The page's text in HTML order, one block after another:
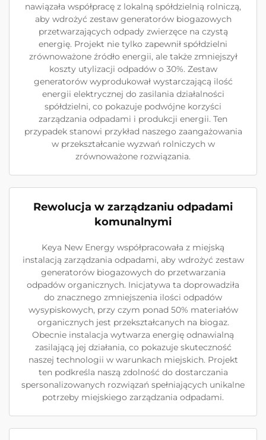
nawiązała współpracę z lokalną spółdzielnią rolniczą,
aby wdrożyć zestaw generatorów biogazowych
przetwarzających odpady zwierzęce na czystą
energię. Projekt nie tylko zapewnił spółdzielni
zrównoważone źródło energii, ale także zmniejszył
koszty utylizacji odpadów o 30%. Zestaw
generatorów wyprodukował wystarczającą ilość
energii elektrycznej do zasilania działalności
spółdzielni, co pokazuje podwójne korzyści
zarządzania odpadami i produkcji energii. Ten
przypadek stanowi przykład naszego zaangażowania
w przekształcanie wyzwań rolniczych w
zrównoważone rozwiązania.
Rewolucja w zarządzaniu odpadami
komunalnymi
Keya New Energy współpracowała z miejską
instalacją zarządzania odpadami, aby wdrożyć zestaw
generatorów biogazowych do przetwarzania
odpadów organicznych. Inicjatywa ta doprowadziła
do znacznego zmniejszenia ilości odpadów
wysypiskowych, przy czym ponad 50% materiałów
organicznych jest przekształcanych na biogaz.
Obecnie instalacja wytwarza energię odnawialną
zasilającą jej działania, co pokazuje skuteczność
naszej technologii w warunkach miejskich. Projekt
ten podkreśla naszą zdolność do dostarczania
spersonalizowanych rozwiązań spełniających unikalne
potrzeby miejskiego zarządzania odpadami.